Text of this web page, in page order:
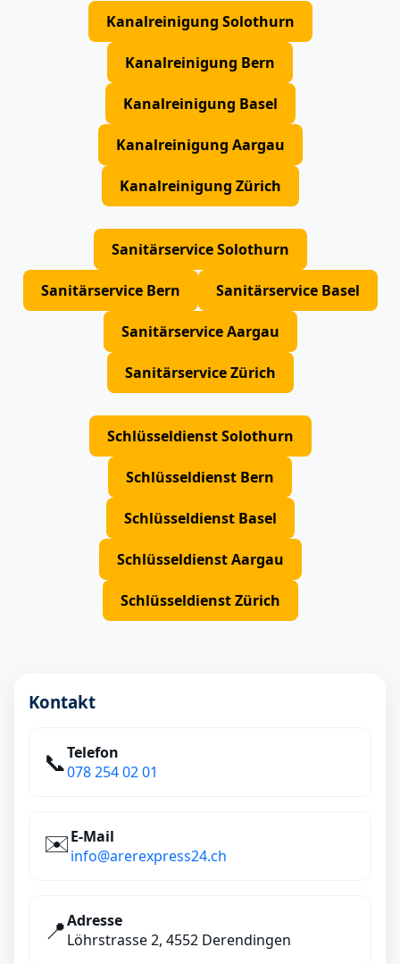
Kanalreinigung Solothurn
Kanalreinigung Bern
Kanalreinigung Basel
Kanalreinigung Aargau
Kanalreinigung Zürich
Sanitärservice Solothurn
Sanitärservice Bern Sanitärservice Basel
Sanitärservice Aargau
Sanitärservice Zürich
Schlüsseldienst Solothurn
Schlüsseldienst Bern
Schlüsseldienst Basel
Schlüsseldienst Aargau
Schlüsseldienst Zürich
Kontakt
📞Telefon
078 254 02 01
✉️E‑Mail
info@arerexpress24.ch
📍Adresse
Löhrstrasse 2, 4552 Derendingen